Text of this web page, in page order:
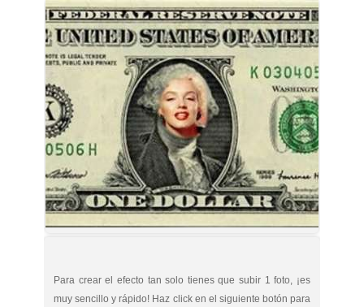
Para crear el efecto tan solo tienes que subir 1 foto, ¡es
muy sencillo y rápido! Haz click en el siguiente botón para